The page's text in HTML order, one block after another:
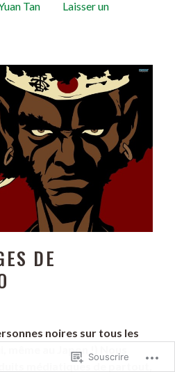
Herschel,Féminisme,
, J.K. Rowling, Kate
(10 - 12 ans),Lecteurs
Gbowee
Malala
Verghese,Sissi Lima do
Cruz,Viola Desmond,
Tan
Laisser un
Souscrire